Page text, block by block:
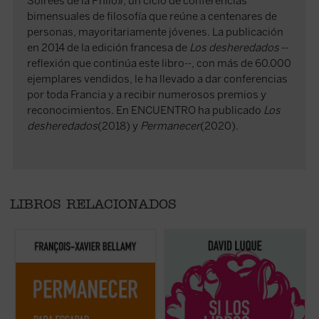
bimensuales de filosofía que reúne a centenares de
personas, mayoritariamente jóvenes. La publicación
en 2014 de la edición francesa de Los desheredados --
reflexión que continúa este libro--, con más de 60.000
ejemplares vendidos, le ha llevado a dar conferencias
por toda Francia y a recibir numerosos premios y
reconocimientos. En ENCUENTRO ha publicado Los
desheredados(2018) y Permanecer(2020).
LIBROS RELACIONADOS
permanencia exponiendo las
hasta aquí, el autor nos anima a detenernos,
a disfrutar de los lazos que han construido
David Luque investiga la teoría de la
«educación liberal» a fin de hablar sobre el
amor: el amor a los libros, el amor a las
criaturas y el amor divino. Un conjunto de
ensayos que pueden ser leídos
separadamente o en conjunto por
cualquiera que esté convencido de que la
formación literaria constituye la base ...
ficha)